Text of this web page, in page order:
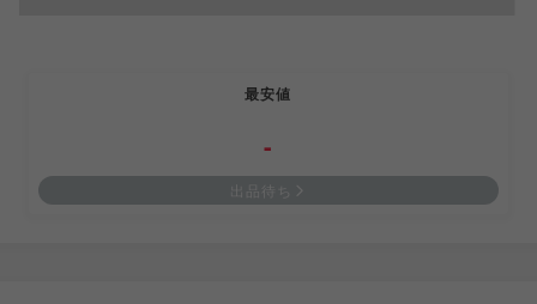
最安値
-
出品待ち